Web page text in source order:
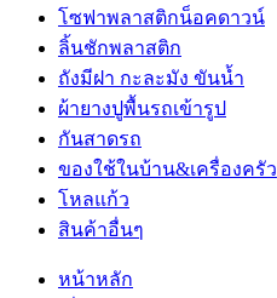
โซฟาพลาสติกน็อคดาวน์
ลิ้นชักพลาสติก
ถังมีฝา กะละมัง ขันน้ำ
ผ้ายางปูพื้นรถเข้ารูป
กันสาดรถ
ของใช้ในบ้าน&เครื่องครัว
โหลแก้ว
สินค้าอื่นๆ
หน้าหลัก